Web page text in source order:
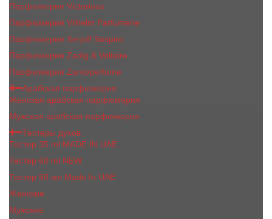
Парфюмерия Victorious
Парфюмерия Vilhelm Parfumerie
Парфюмерия Xerjoff Sospiro
Парфюмерия Zadig & Voltaire
Парфюмерия Zarkoperfume
Арабская парфюмерия
Женская арабская парфюмерия
Мужская арабская парфюмерия
Тестеры духов
Тестер 35 ml MADE IN UAE
Тестер 60 ml NEW
Тестер 50 мл Made In UAE
Женские
Мужские